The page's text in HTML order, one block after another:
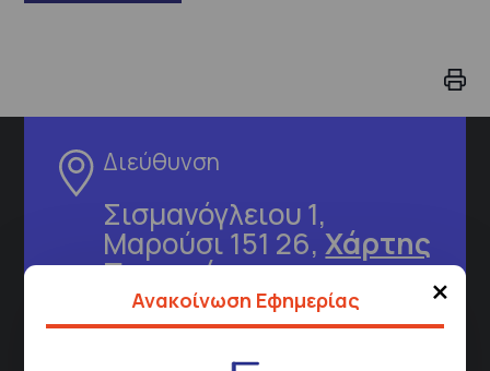
×
Ανακοίνωση Εφημερίας
Διεύθυνση
Σισμανόγλειου 1,
Μαρούσι 151 26,Χάρτης
Περιοχής